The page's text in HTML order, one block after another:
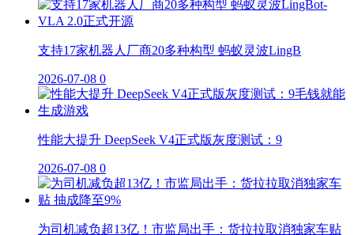
支持17家机器人厂商20多种构型 蚂蚁灵波LingB
2026-07-08 0
性能大提升 DeepSeek V4正式版灰度测试：9
2026-07-08 0
为司机减负超13亿！市监局出手：货拉拉取消独家车贴